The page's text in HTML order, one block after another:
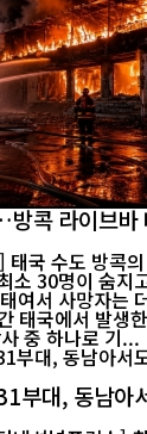
콕 라이브바
국 수도 방콕
소 30명이 숨지
여서 사망자는
태국에서 발생
중 하나로 기...
부대, 동남